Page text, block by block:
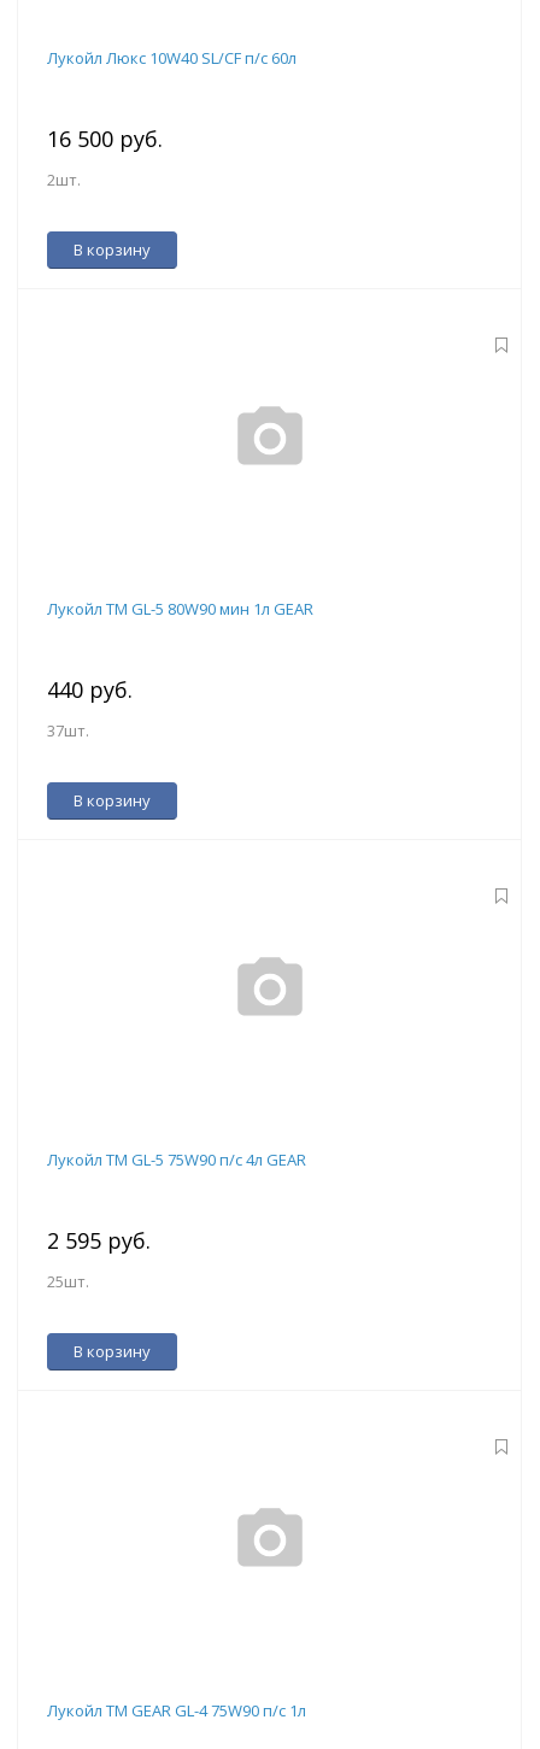
Лукойл Люкс 10W40 SL/CF п/с 60л
16 500 руб.
2шт.
В корзину
Лукойл ТМ GL-5 80W90 мин 1л GEAR
440 руб.
37шт.
В корзину
Лукойл ТМ GL-5 75W90 п/с 4л GEAR
2 595 руб.
25шт.
В корзину
Лукойл ТМ GEAR GL-4 75W90 п/с 1л